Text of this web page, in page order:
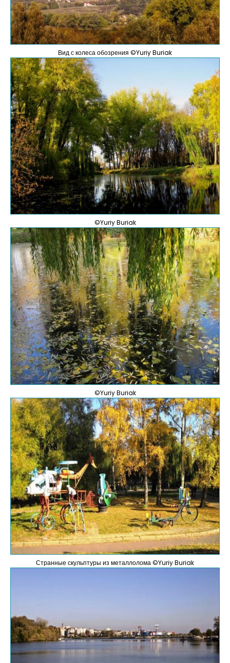
Вид с колеса обозрения ©Yuriy Buriak
©Yuriy Buriak
©Yuriy Buriak
Странные скульптуры из металлолома ©Yuriy Buriak